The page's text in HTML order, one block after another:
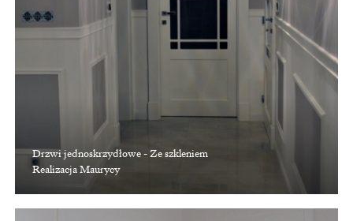
Drzwi jednoskrzydłowe - Ze szkleniem
Realizacja Maurycy